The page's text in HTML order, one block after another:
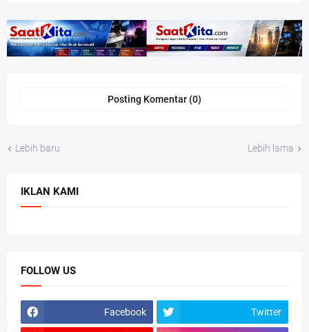
Posting Komentar (0)
Lebih baru Lebih lama
IKLAN KAMI
FOLLOW US
Facebook Twitter